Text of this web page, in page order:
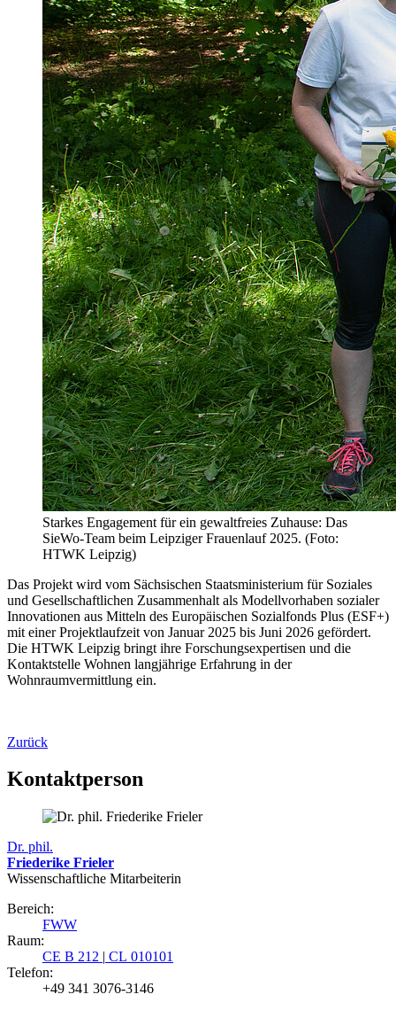
Starkes Engagement für ein gewaltfreies Zuhause: Das
SieWo-Team beim Leipziger Frauenlauf 2025. (Foto:
HTWK Leipzig)
Das Projekt wird vom Sächsischen Staatsministerium für Soziales
und Gesellschaftlichen Zusammenhalt als Modellvorhaben sozialer
Innovationen aus Mitteln des Europäischen Sozialfonds Plus (ESF+)
mit einer Projektlaufzeit von Januar 2025 bis Juni 2026 gefördert.
Die HTWK Leipzig bringt ihre Forschungsexpertisen und die
Kontaktstelle Wohnen langjährige Erfahrung in der
Wohnraumvermittlung ein.
Zurück
Kontaktperson
Dr. phil.
Friederike Frieler
Wissenschaftliche Mitarbeiterin
Bereich:
FWW
Raum:
CE B 212 | CL 010101
Telefon:
+49 341 3076-3146